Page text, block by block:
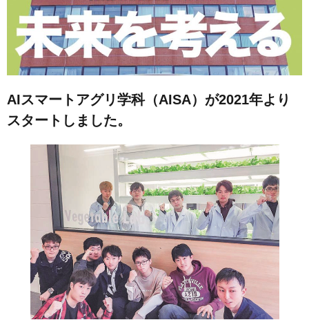
AIスマートアグリ学科（AISA）が2021年より
スタートしました。